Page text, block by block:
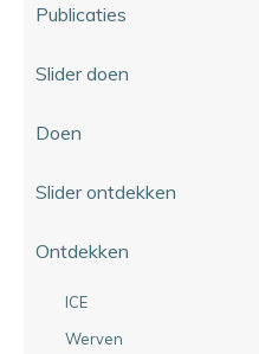
Publicaties
Slider doen
Doen
Slider ontdekken
Ontdekken
ICE
Werven